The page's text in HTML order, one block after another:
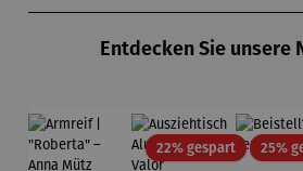
Entdecken Sie unsere
22% gespartRabatt
25%